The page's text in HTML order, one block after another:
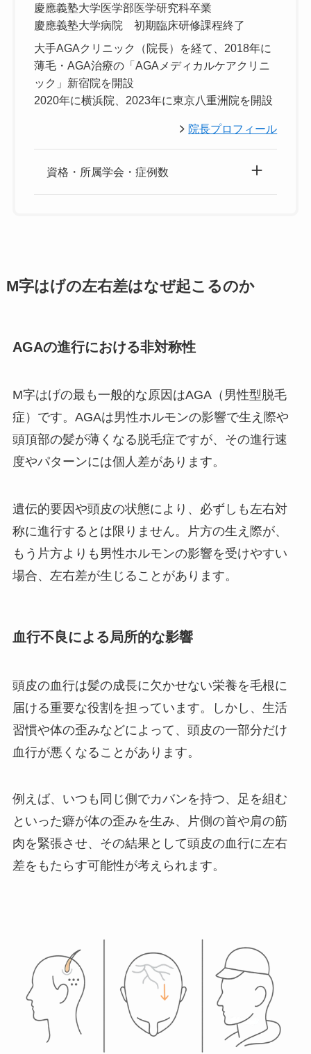
慶應義塾大学医学部医学研究科卒業
慶應義塾大学病院 初期臨床研修課程終了
大手AGAクリニック（院長）を経て、2018年に
薄毛・AGA治療の「AGAメディカルケアクリニ
ック」新宿院を開設
2020年に横浜院、2023年に東京八重洲院を開設
院長プロフィール
資格・所属学会・症例数
M字はげの左右差はなぜ起こるのか
AGAの進行における非対称性
M字はげの最も一般的な原因はAGA（男性型脱毛
症）です。AGAは男性ホルモンの影響で生え際や
頭頂部の髪が薄くなる脱毛症ですが、その進行速
度やパターンには個人差があります。
遺伝的要因や頭皮の状態により、必ずしも左右対
称に進行するとは限りません。片方の生え際が、
もう片方よりも男性ホルモンの影響を受けやすい
場合、左右差が生じることがあります。
血行不良による局所的な影響
頭皮の血行は髪の成長に欠かせない栄養を毛根に
届ける重要な役割を担っています。しかし、生活
習慣や体の歪みなどによって、頭皮の一部分だけ
血行が悪くなることがあります。
例えば、いつも同じ側でカバンを持つ、足を組む
といった癖が体の歪みを生み、片側の首や肩の筋
肉を緊張させ、その結果として頭皮の血行に左右
差をもたらす可能性が考えられます。